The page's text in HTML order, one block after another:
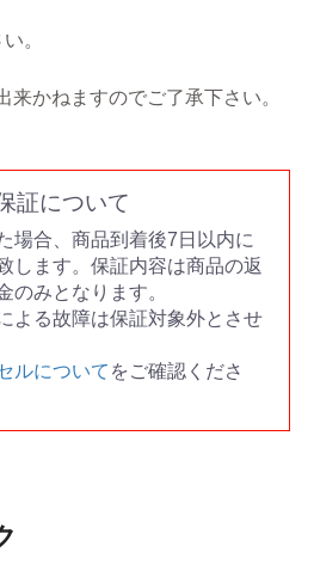
。
かねますのでご了承下さい。
証について
場合、商品到着後7日以内に
します。保証内容は商品の返
のみとなります。
よる故障は保証対象外とさせ
ルについて をご確認くださ